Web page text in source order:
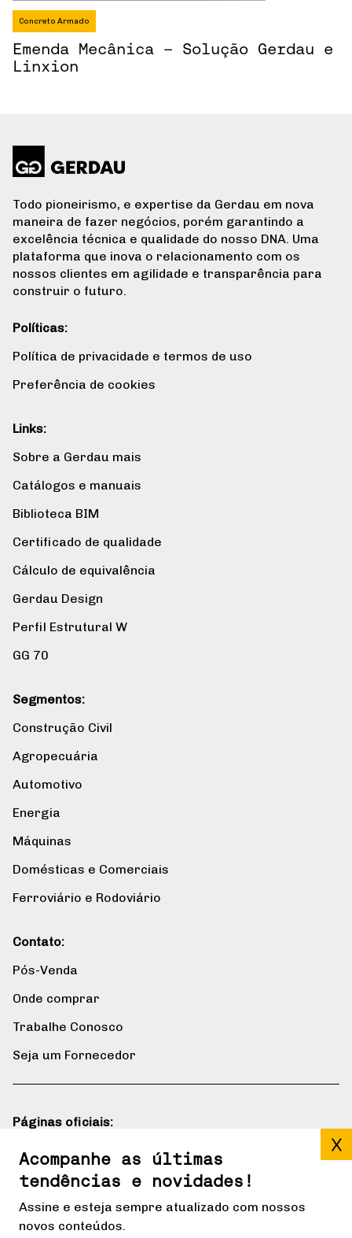
Acompanhe as últimas
tendências e novidades!
Assine e esteja sempre atualizado com nossos
novos conteúdos.
Concreto Armado
Emenda Mecânica – Solução Gerdau e
Linxion
Todo pioneirismo, e expertise da Gerdau em nova
maneira de fazer negócios, porém garantindo a
excelência técnica e qualidade do nosso DNA. Uma
plataforma que inova o relacionamento com os
nossos clientes em agilidade e transparência para
construir o futuro.
Políticas:
Política de privacidade e termos de uso
Preferência de cookies
Links:
Sobre a Gerdau mais
Catálogos e manuais
Biblioteca BIM
Certificado de qualidade
Cálculo de equivalência
Gerdau Design
Perfil Estrutural W
GG 70
Segmentos:
Construção Civil
Agropecuária
Automotivo
Energia
Máquinas
Domésticas e Comerciais
Ferroviário e Rodoviário
Contato:
Pós-Venda
Onde comprar
Trabalhe Conosco
Seja um Fornecedor
Páginas oficiais:
Blog
Gerdau mais
Redes sociais: